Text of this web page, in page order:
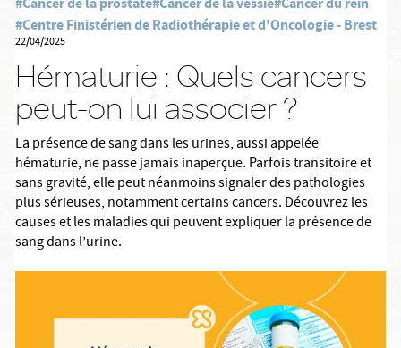
#Centre Finistérien de Radiothérapie et d'Oncologie - Brest
22/04/2025
Hématurie : Quels cancers
peut-on lui associer ?
La présence de sang dans les urines, aussi appelée
hématurie, ne passe jamais inaperçue. Parfois transitoire et
sans gravité, elle peut néanmoins signaler des pathologies
plus sérieuses, notamment certains cancers. Découvrez les
causes et les maladies qui peuvent expliquer la présence de
sang dans l’urine.